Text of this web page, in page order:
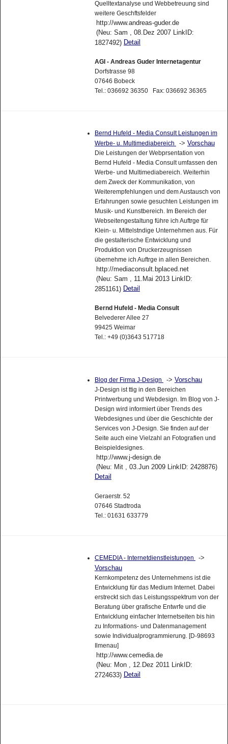
Quelltextanalyse und Webbetreuung sind
weitere Geschftsfelder
http://www.andreas-guder.de
(Neu: Sam , 08.Dez 2007 LinkID:
1827492) Detail
AGI - Andreas Guder Internetagentur
Dorfstrasse 98
07646 Bobeck
Tel.: 036692 36350 Fax: 036692 36365
Bernd Hufeld - Media Consult Leistungen im
Werbe- u. Multimediabereich
-> Vorschau
Die Leistungen der Webprsentation von
Bernd Hufeld - Media Consult umfassen den
Werbe- und Multimediabereich. Weiterhin
dem Zweck der Kommunikation, von
Weiterempfehlungen und dem Austausch von
Erfahrungen sowie gesuchten Leistungen im
Musik- und Kunstbereich. Im Bereich der
Webseitengestaltung führe ich Auftrge für
Klein- u. Mittelstndige Unternehmen aus. Für
die gestalterische Entwicklung und
Produktion von Druckerzeugnissen
übernehme ich Auftrge in allen Bereichen.
http://mediaconsult.bplaced.net
(Neu: Sam , 11.Mai 2013 LinkID:
2851161) Detail
Bernd Hufeld - Media Consult
Belvederer Allee 27
99425 Weimar
Tel.: +49 (0)3643 517718
Blog der Firma J-Design -> Vorschau
J-Design ist ttig in den Bereichen
Printwerbung und Webdesign. Im Blog von J-
Design wird informiert über Trends des
Webdesignes und über die Geschichte der
Services von J-Design. Sie finden auf der
Seite auch eine Vielzahl an Fotografien und
Beispieldesignes.
http://www.j-design.de
(Neu: Mit , 03.Jun 2009 LinkID: 2428876)
Detail
Geraerstr. 52
07646 Stadtroda
Tel.: 01631 633779
CEMEDIA - Internetdienstleistungen
->
Vorschau
Kernkompetenz des Unternehmens ist die
Entwicklung für das Medium Internet. Dabei
erstreckt sich das Leistungsspektrum von der
Beratung über grafische Entwrfe und die
Entwicklung einfacher Internetseiten bis hin
zu Informations- und Datenmanagement
sowie Individualprogrammierung. [D-98693
Ilmenau]
http://www.cemedia.de
(Neu: Mon , 12.Dez 2011 LinkID:
2724633) Detail